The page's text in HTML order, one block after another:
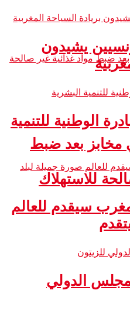
مخابز بعد ضبط
للاستهلاك
يشيدون
الوطنية للتنمية
2030: المغرب سيقدم للعالم
الدولي